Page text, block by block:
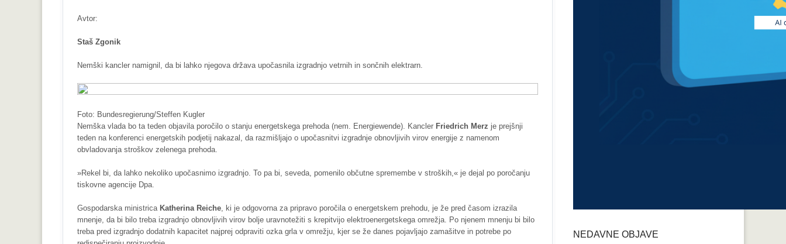
Avtor:
Staš Zgonik
Nemški kancler namignil, da bi lahko njegova država upočasnila izgradnjo vetrnih in sončnih elektrarn.
Foto: Bundesregierung/Steffen Kugler
Nemška vlada bo ta teden objavila poročilo o stanju energetskega prehoda (nem. Energiewende). Kancler Friedrich Merz je prejšnji
teden na konferenci energetskih podjetij nakazal, da razmišljajo o upočasnitvi izgradnje obnovljivih virov energije z namenom
obvladovanja stroškov zelenega prehoda.
»Rekel bi, da lahko nekoliko upočasnimo izgradnjo. To pa bi, seveda, pomenilo občutne spremembe v stroških,« je dejal po poročanju
tiskovne agencije Dpa.
Gospodarska ministrica Katherina Reiche , ki je odgovorna za pripravo poročila o energetskem prehodu, je že pred časom izrazila
mnenje, da bi bilo treba izgradnjo obnovljivih virov bolje uravnotežiti s krepitvijo elektroenergetskega omrežja. Po njenem mnenju bi bilo
treba pred izgradnjo dodatnih kapacitet najprej odpraviti ozka grla v omrežju, kjer se že danes pojavljajo zamašitve in potrebe po
NEDAVNE OBJAVE